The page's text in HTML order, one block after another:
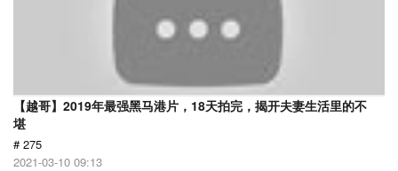
【越哥】2019年最强黑马港片，18天拍完，揭开夫妻生活里的不
堪
# 275
2021-03-10 09:13